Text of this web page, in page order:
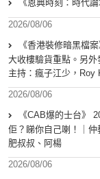
《恩典時刻：時代
2026/08/06
《香港裝修暗黑檔
大收樓驗貨重點。另外
主持：瘋子江少，Roy
2026/08/06
《CAB爆的士台》
佢？睇你自己喇！｜仲
肥叔叔、阿楊
2026/08/06